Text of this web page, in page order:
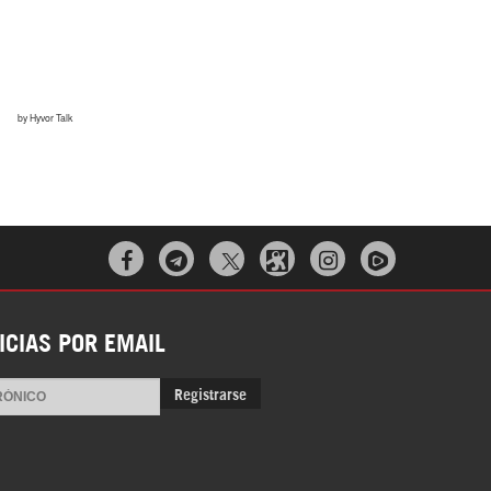
  
POR EMAIL
Registrarse